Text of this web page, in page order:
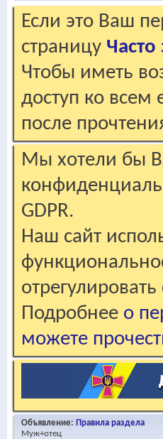
Если это Ваш
страницу
Чтобы иметь
доступ ко
после
Мы хотели бы
GDPR.
Наш сайт
Подробнее о
можете
Объявление: Правила раздела
Муж+отец